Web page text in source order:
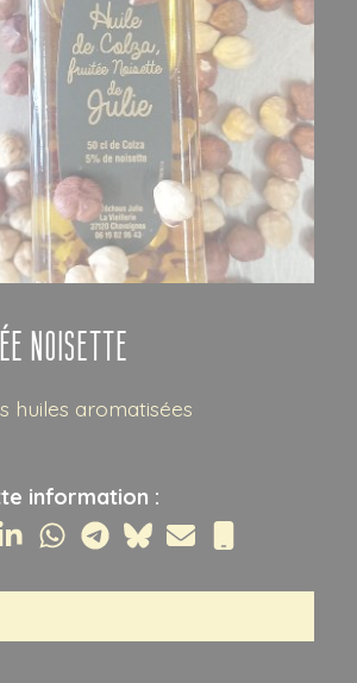
Noisette
huiles aromatisées
information :